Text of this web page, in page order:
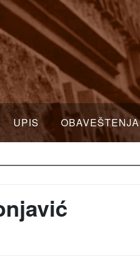
UPIS OBAVEŠTENJA